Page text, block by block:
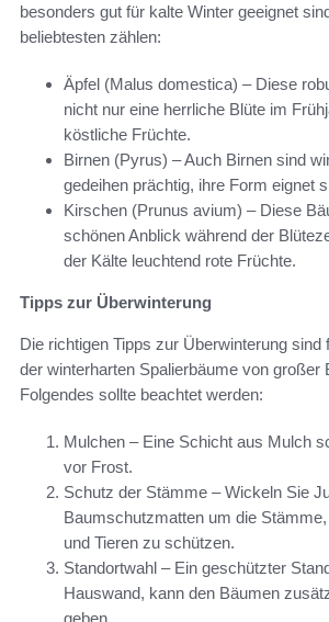
besonders gut für kalte Winter geeignet
beliebtesten zählen:
Äpfel (Malus domestica) – Diese
nicht nur eine herrliche Blüte im
köstliche Früchte.
Birnen (Pyrus) – Auch Birnen sind
gedeihen prächtig, ihre Form eignet
Kirschen (Prunus avium) – Diese
schönen Anblick während der
der Kälte leuchtend rote Früchte.
Tipps zur Überwinterung
Die richtigen Tipps zur Überwinterung sind
der winterharten Spalierbäume von großer
Folgendes sollte beachtet werden:
Mulchen – Eine Schicht aus Mulch
vor Frost.
Schutz der Stämme – Wickeln Sie
Baumschutzmatten um die
und Tieren zu schützen.
Standortwahl – Ein geschützter
Hauswand, kann den Bäumen
geben.